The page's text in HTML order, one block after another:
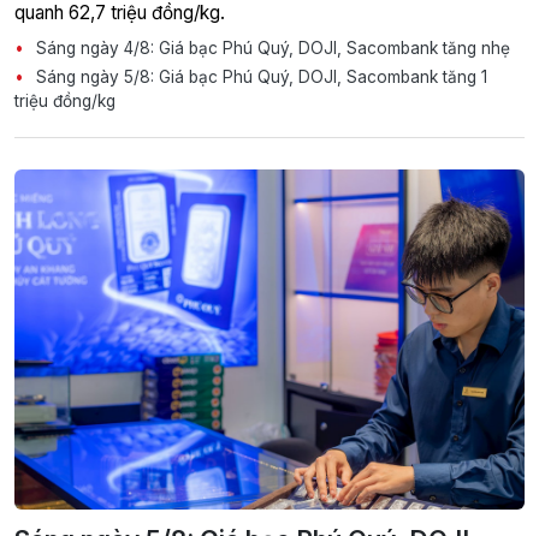
quanh 62,7 triệu đồng/kg.
Sáng ngày 4/8: Giá bạc Phú Quý, DOJI, Sacombank tăng nhẹ
Sáng ngày 5/8: Giá bạc Phú Quý, DOJI, Sacombank tăng 1
triệu đồng/kg